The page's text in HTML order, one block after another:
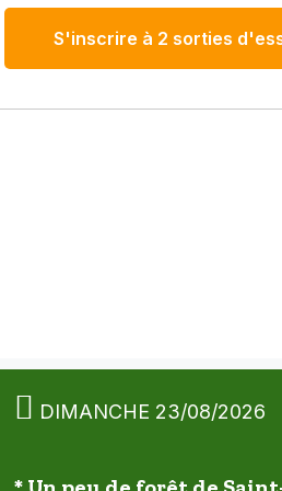
S'inscrire à 2 sorties
DIMANCHE 23/08/2026